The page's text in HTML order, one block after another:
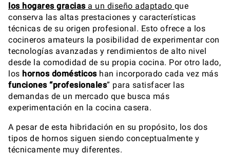
los hogares graciasa un diseño adaptado que
conserva las altas prestaciones y características
técnicas de su origen profesional. Esto ofrece a los
cocineros amateurs la posibilidad de experimentar con
tecnologías avanzadas y rendimientos de alto nivel
desde la comodidad de su propia cocina. Por otro lado,
los hornos domésticoshan incorporado cada vez más
funciones “profesionales” para satisfacer las
demandas de un mercado que busca más
experimentación en la cocina casera.
A pesar de esta hibridación en su propósito, los dos
tipos de hornos siguen siendo conceptualmente y
técnicamente muy diferentes.